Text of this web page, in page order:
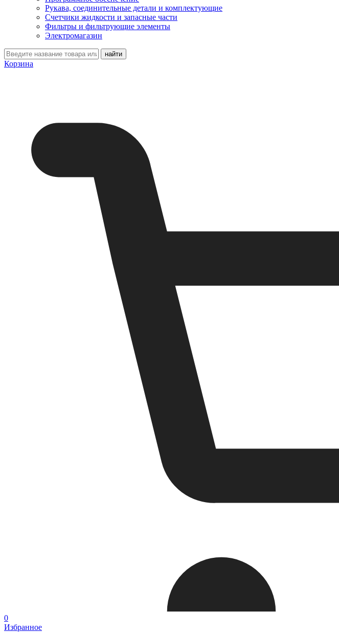
Рукава, соединительные детали и комплектующие
Счетчики жидкости и запасные части
Фильтры и фильтрующие элементы
Электромагазин
Корзина
0
Избранное